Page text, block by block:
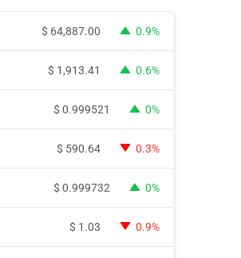
$ 64,887.00 0.9%
$ 1,913.41 0.6%
$ 0.999521 0%
$ 590.64 0.3%
$ 0.999732 0%
$ 1.03 0.9%